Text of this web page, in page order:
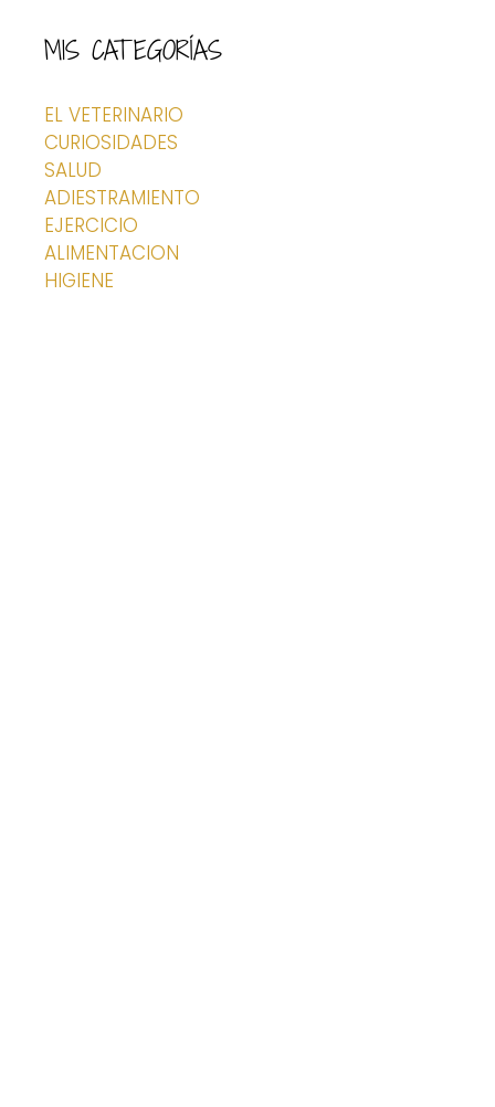
MIS CATEGORÍAS
EL VETERINARIO
CURIOSIDADES
SALUD
ADIESTRAMIENTO
EJERCICIO
ALIMENTACION
HIGIENE